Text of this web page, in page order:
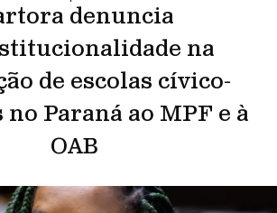
denuncia
na
de escolas cívico-
Paraná ao MPF e à
OAB